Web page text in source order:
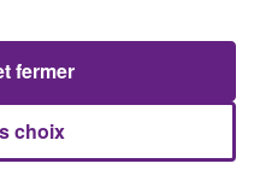
choix
fermer